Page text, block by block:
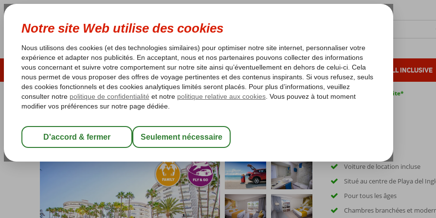
ÉTÉ 2026 LAST MINUTES SOLEIL D'HIVER VACANCES AU SOLEIL ALL INCLUSIVE
Les garanties de vacances Garantie du prix le plus bas* Pas de surcharge carburant Annulation gratuite*
Fly & Go Servatur Waikiki
Voiture de location incluse
Situé au centre de Playa del
Pour tous les âges
Chambres branchées et